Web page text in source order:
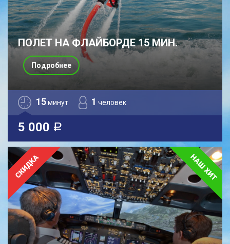
ПОЛЕТ НА ФЛАЙБОРДЕ 15 МИН.
15минут 1 человек
5 000 a
Подробнее